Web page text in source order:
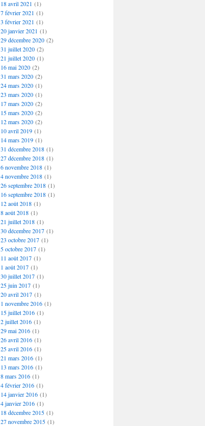
18 avril 2021 (1)
7 février 2021 (1)
3 février 2021 (1)
20 janvier 2021 (1)
29 décembre 2020(2)
31 juillet 2020(2)
21 juillet 2020(1)
16 mai 2020(2)
31 mars 2020(2)
24 mars 2020(1)
23 mars 2020(1)
17 mars 2020(2)
15 mars 2020(2)
12 mars 2020(2)
10 avril 2019(1)
14 mars 2019(1)
31 décembre 2018(1)
27 décembre 2018(1)
6 novembre 2018(1)
4 novembre 2018(1)
26 septembre 2018(1)
16 septembre 2018(1)
12 août 2018(1)
8 août 2018(1)
21 juillet 2018(1)
30 décembre 2017(1)
23 octobre 2017(1)
5 octobre 2017(1)
11 août 2017(1)
1 août 2017(1)
30 juillet 2017(1)
25 juin 2017(1)
20 avril 2017(1)
1 novembre 2016(1)
15 juillet 2016(1)
2 juillet 2016(1)
29 mai 2016(1)
26 avril 2016(1)
25 avril 2016(1)
21 mars 2016(1)
13 mars 2016(1)
8 mars 2016(1)
4 février 2016(1)
14 janvier 2016(1)
4 janvier 2016(1)
18 décembre 2015(1)
27 novembre 2015(1)